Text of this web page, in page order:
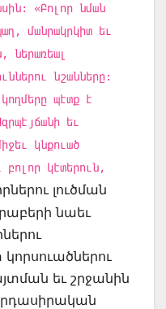
«Բոլոր նման
մանրակրկիտ եւ
ներառեալ
նշանները:
պէտք է
եւ
կնքուած
բոլոր կէտերուն,
լուծման
նաեւ
եւ շրջանին